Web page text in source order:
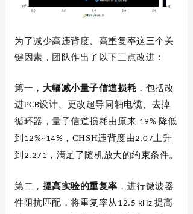
为了减少高违背度、高重复率这三个关
键因素，团队作出了以下三点改进：
第一， 大幅减小量子信道损耗 ，包括改
进 PCB设计、更改超导同轴电缆、去掉
循环器，量子信道损耗由原来 19% 降低
到 12%~14%， CHSH违背度由2.07 上升
到 2.271 ，满足了随机放大的约束条件。
第二， 提高实验的重复率 ，进行微波器
件阻抗匹配，将重复率从 12.5 kHz 提高